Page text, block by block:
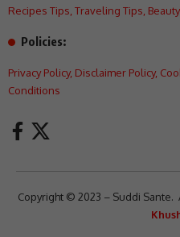
Recipes Tips Traveling Tips
Policies:
Privacy Policy, Disclaimer Policy,
Conditions
Copyright © 2023 – Suddi